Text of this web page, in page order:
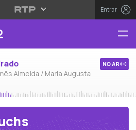
Entrar
Almeida / Maria Augusta
NO AR